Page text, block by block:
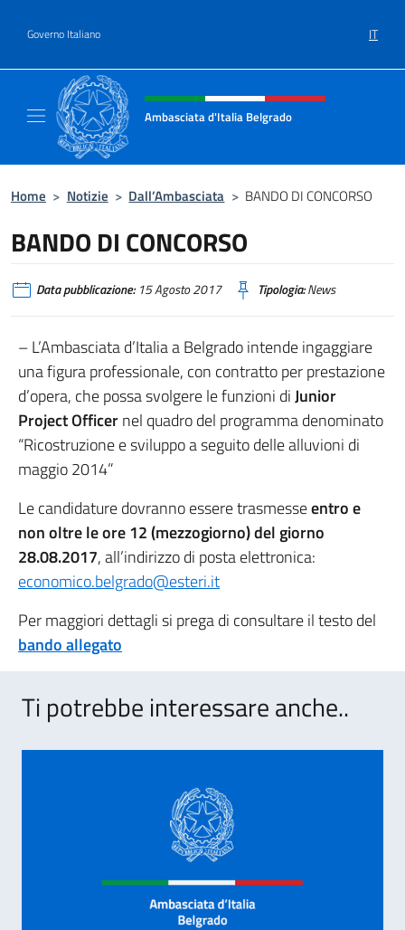
Governo Italiano IT
Intestazione sito, social e menù
Ambasciata d'Italia Belgrado
Home > Notizie > Dall’Ambasciata > BANDO DI CONCORSO
BANDO DI CONCORSO
Data pubblicazione:15 Agosto 2017 Tipologia:News
– L’Ambasciata d’Italia a Belgrado intende ingaggiare
una figura professionale, con contratto per prestazione
d’opera, che possa svolgere le funzioni diJunior
Project Officernel quadro del programma denominato
“Ricostruzione e sviluppo a seguito delle alluvioni di
maggio 2014”
Le candidature dovranno essere trasmesseentro e
non oltre le ore 12 (mezzogiorno) del giorno
28.08.2017, all’indirizzo di posta elettronica:
economico.belgrado@esteri.it
Per maggiori dettagli si prega di consultare il testo del
bando allegato
Ti potrebbe interessare anche..